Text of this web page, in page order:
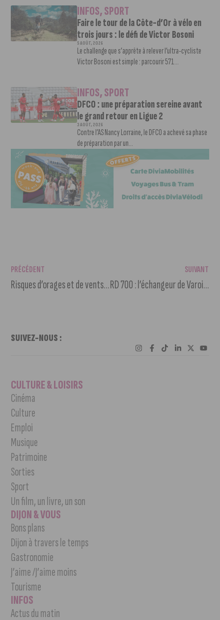
INFOS,SPORT
Faire le tour de la Côte-d’Or à vélo en
trois jours : le défi de Victor Bosoni
5 AOÛT, 2026
Le challenge que s’apprête à relever l’ultra-cycliste
Victor Bosoni est simple : parcourir 571...
INFOS,SPORT
DFCO : une préparation sereine avant
le grand retour en Ligue 2
3 AOÛT, 2026
Contre l’AS Nancy Lorraine, le DFCO a achevé sa phase
de préparation par un...
PRÉCÉDENT
Risques d’orages et de vents violents : le parc de la Colombière fermé
SUIVANT
RD 700 : l’échangeur de Varois-et-Chaignot partiellement fermé
SUIVEZ-NOUS :
CULTURE & LOISIRS
Cinéma
Culture
Emploi
Musique
Patrimoine
Sorties
Sport
Un film, un livre, un son
DIJON & VOUS
Bons plans
Dijon à travers le temps
Gastronomie
J’aime /J’aime moins
Tourisme
INFOS
Actus du matin